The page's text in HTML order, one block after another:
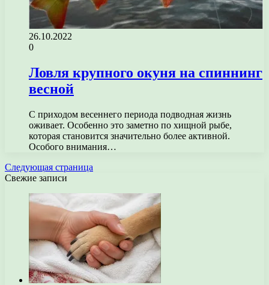
26.10.2022
0
Ловля крупного окуня на спиннинг
весной
С приходом весеннего периода подводная жизнь
оживает. Особенно это заметно по хищной рыбе,
которая становится значительно более активной.
Особого внимания…
Следующая страница
Свежие записи